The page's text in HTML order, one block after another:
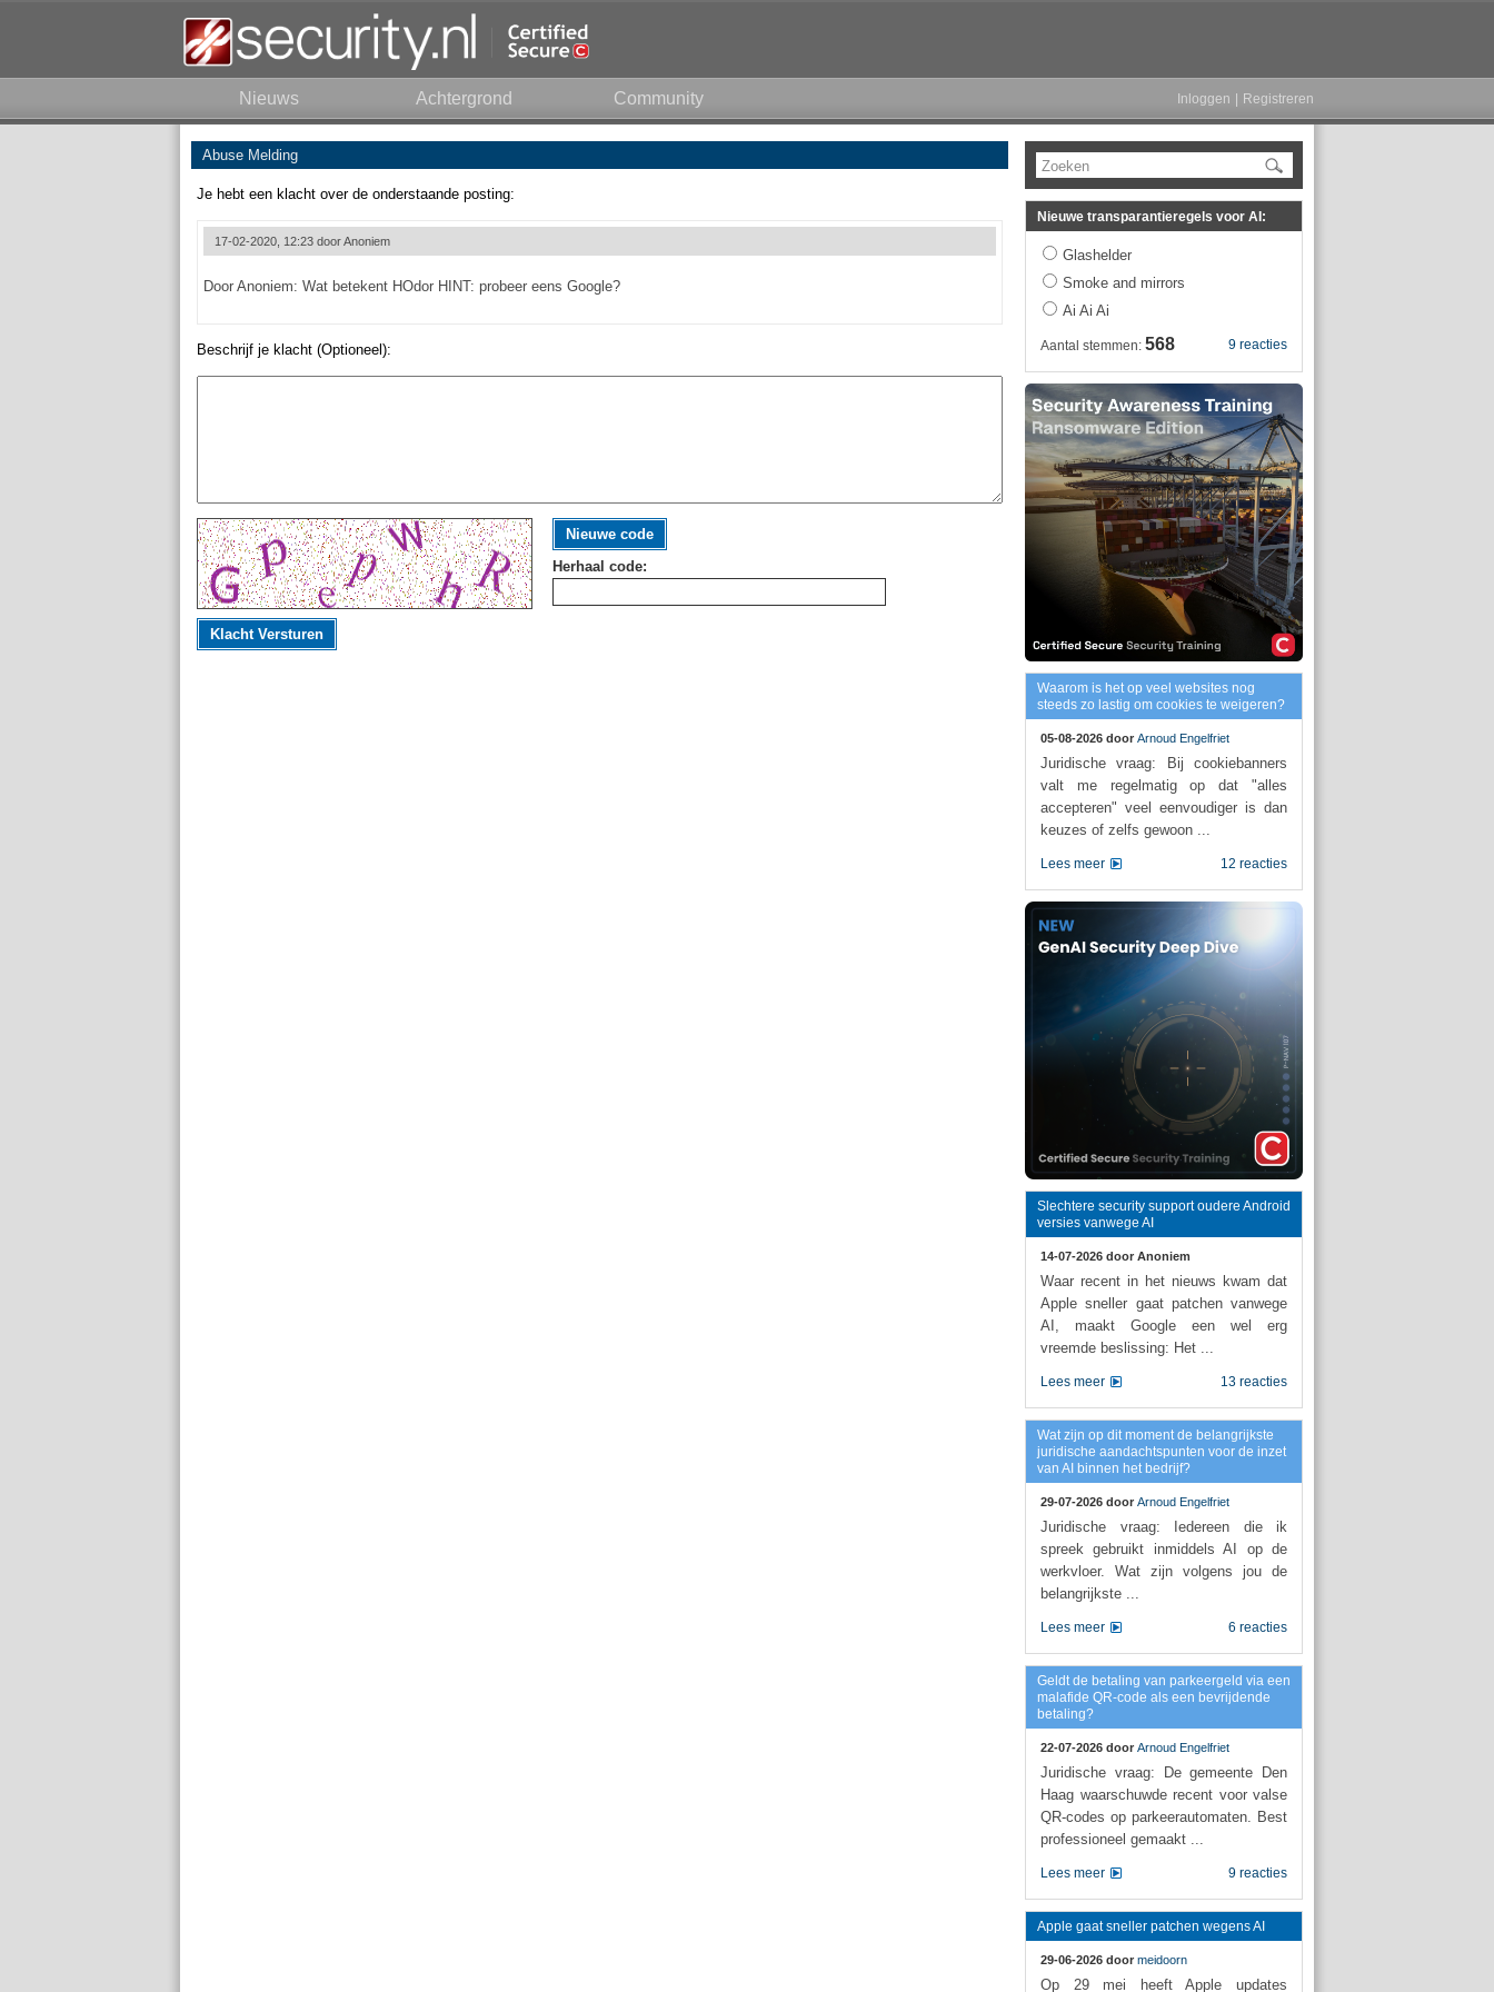
Nieuws Achtergrond Community Inloggen Registreren
Abuse Melding
Je hebt een klacht over de onderstaande posting:
17-02-2020, 12:23 doorAnoniem
Door Anoniem: Wat betekent HOdor HINT: probeer eens Google?
Beschrijf je klacht (Optioneel):
Nieuwe code
Herhaal code:
Klacht Versturen
Zoeken
Nieuwe transparantieregels voor AI:
Glashelder
Smoke and mirrors
Ai Ai Ai
9 reacties
Aantal stemmen: 568
Waarom is het op veel websites nog
steeds zo lastig om cookies te weigeren?
05-08-2026 door Arnoud Engelfriet
Juridische vraag: Bij cookiebanners
valt me regelmatig op dat "alles
accepteren" veel eenvoudiger is dan
keuzes of zelfs gewoon ...
12 reacties
Lees meer
Slechtere security support oudere Android
versies vanwege AI
14-07-2026 door Anoniem
Waar recent in het nieuws kwam dat
Apple sneller gaat patchen vanwege
AI, maakt Google een wel erg
vreemde beslissing: Het ...
13 reacties
Lees meer
Wat zijn op dit moment de belangrijkste
juridische aandachtspunten voor de inzet
van AI binnen het bedrijf?
29-07-2026 door Arnoud Engelfriet
Juridische vraag: Iedereen die ik
spreek gebruikt inmiddels AI op de
werkvloer. Wat zijn volgens jou de
belangrijkste ...
6 reacties
Lees meer
Geldt de betaling van parkeergeld via een
malafide QR-code als een bevrijdende
betaling?
22-07-2026 door Arnoud Engelfriet
Juridische vraag: De gemeente Den
Haag waarschuwde recent voor valse
QR-codes op parkeerautomaten. Best
professioneel gemaakt ...
9 reacties
Lees meer
Apple gaat sneller patchen wegens AI
29-06-2026 door meidoorn
Op 29 mei heeft Apple updates